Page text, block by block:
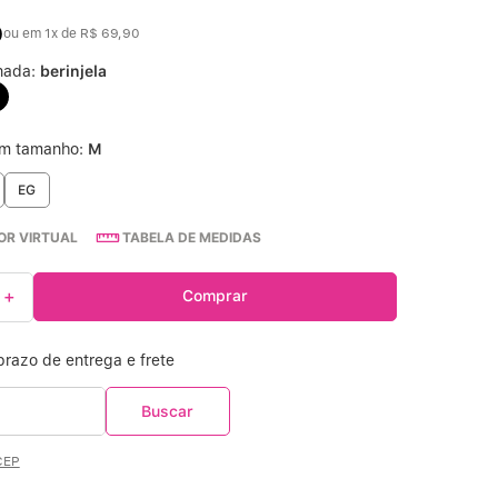
ou em 1x de R$ 69,90
berinjela
tamanho: M
EG
VIRTUAL TABELA DE MEDIDAS
＋ Comprar
Calcinha Cintura Alta
Algodão Egípcio
Sutiã Sustentação